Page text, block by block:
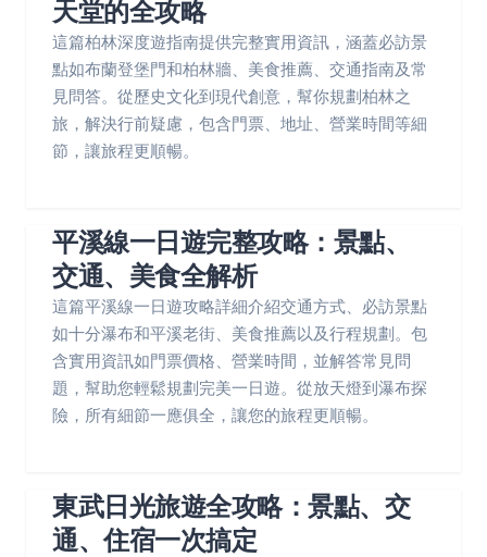
天堂的全攻略
這篇柏林深度遊指南提供完整實用資訊，涵蓋必訪景
點如布蘭登堡門和柏林牆、美食推薦、交通指南及常
見問答。從歷史文化到現代創意，幫你規劃柏林之
旅，解決行前疑慮，包含門票、地址、營業時間等細
節，讓旅程更順暢。
平溪線一日遊完整攻略：景點、
交通、美食全解析
這篇平溪線一日遊攻略詳細介紹交通方式、必訪景點
如十分瀑布和平溪老街、美食推薦以及行程規劃。包
含實用資訊如門票價格、營業時間，並解答常見問
題，幫助您輕鬆規劃完美一日遊。從放天燈到瀑布探
險，所有細節一應俱全，讓您的旅程更順暢。
東武日光旅遊全攻略：景點、交
通、住宿一次搞定